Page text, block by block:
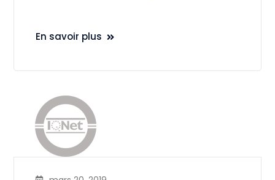
En savoir plus